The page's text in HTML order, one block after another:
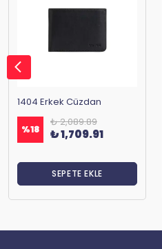
1404 Erkek Cüzdan
%18
₺ 2,089.89
₺ 1,709.91
SEPETE EKLE